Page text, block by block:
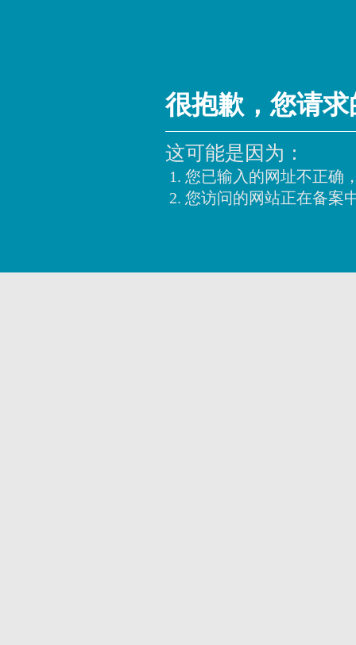
很抱歉，您请
这可能是因为：
您已输入的网址不正确
您访问的网站正在备案